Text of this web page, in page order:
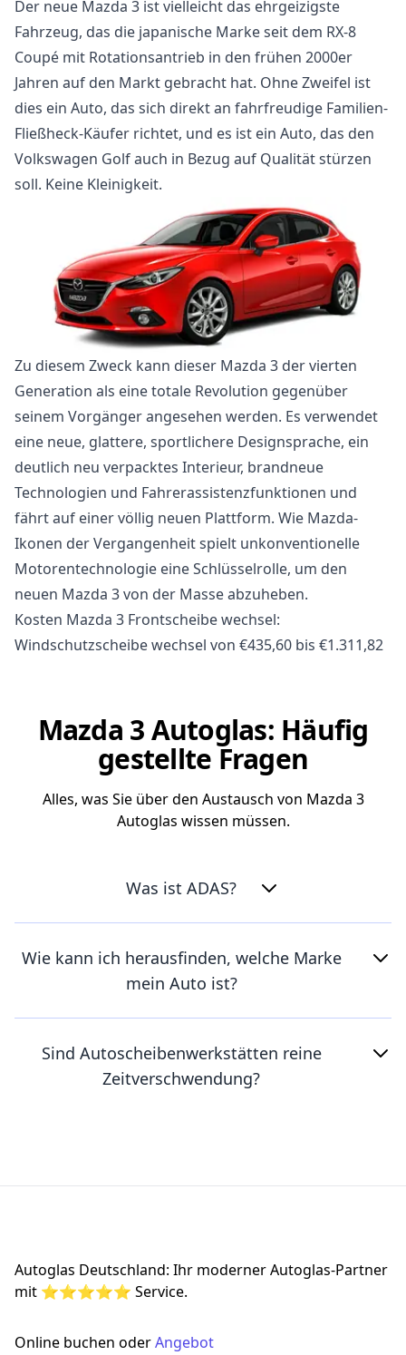
Der neue Mazda 3 ist vielleicht das ehrgeizigste
Fahrzeug, das die japanische Marke seit dem RX-8
Coupé mit Rotationsantrieb in den frühen 2000er
Jahren auf den Markt gebracht hat. Ohne Zweifel ist
dies ein Auto, das sich direkt an fahrfreudige Familien-
Fließheck-Käufer richtet, und es ist ein Auto, das den
Volkswagen Golf auch in Bezug auf Qualität stürzen
soll. Keine Kleinigkeit.
Zu diesem Zweck kann dieser Mazda 3 der vierten
Generation als eine totale Revolution gegenüber
seinem Vorgänger angesehen werden. Es verwendet
eine neue, glattere, sportlichere Designsprache, ein
deutlich neu verpacktes Interieur, brandneue
Technologien und Fahrerassistenzfunktionen und
fährt auf einer völlig neuen Plattform. Wie Mazda-
Ikonen der Vergangenheit spielt unkonventionelle
Motorentechnologie eine Schlüsselrolle, um den
neuen Mazda 3 von der Masse abzuheben.
Kosten Mazda 3 Frontscheibe wechsel:
Windschutzscheibe wechsel von €435,60 bis €1.311,82
Mazda 3 Autoglas: Häufig
gestellte Fragen
Alles, was Sie über den Austausch von Mazda 3
Autoglas wissen müssen.
Was ist ADAS?
Wie kann ich herausfinden, welche Marke
mein Auto ist?
Sind Autoscheibenwerkstätten reine
Zeitverschwendung?
Autoglas Deutschland: Ihr moderner Autoglas-Partner
mit ⭐⭐⭐⭐⭐ Service.
Online buchen oderAngebot